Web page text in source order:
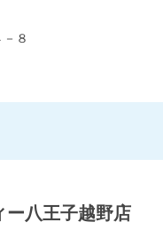
８
ー八王子越野店